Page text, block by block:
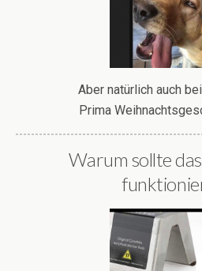
Aber natürlich auch
Prima
Warum sollte